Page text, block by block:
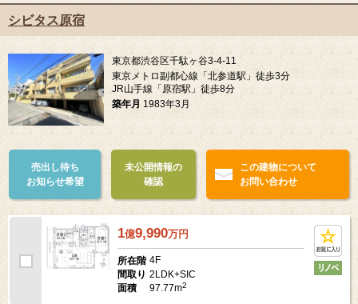
シビタス原宿
東京都渋谷区千駄ヶ谷3-4-11
東京メトロ副都心線「北参道駅」徒歩3分
JR山手線「原宿駅」徒歩8分
築年月 1983年3月
売出し待ち
お知らせ希望
未公開情報の
確認
この建物について
お問い合わせ
1億9,990万円
所在階 4F
間取り 2LDK+SIC
面積
97.77m2